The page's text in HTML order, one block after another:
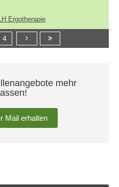
LH Ergotherapie
4
mehr
Mail erhalten